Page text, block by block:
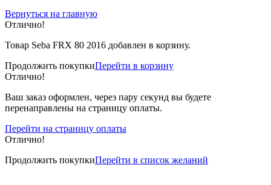
Вернуться на главную
Отлично!
Товар Seba FRX 80 2016 добавлен в корзину.
Продолжить покупкиПерейти в корзину
Отлично!
Ваш заказ оформлен, через пару секунд вы будете
перенаправлены на страницу оплаты.
Перейти на страницу оплаты
Отлично!
Продолжить покупкиПерейти в список желаний